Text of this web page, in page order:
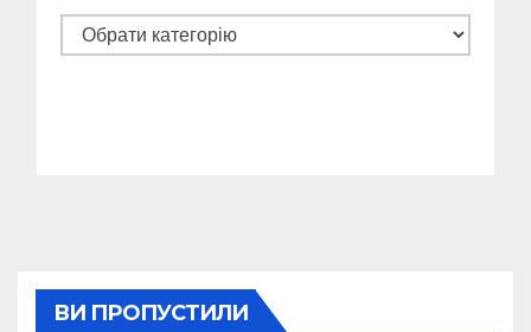
Категорії
ВИ ПРОПУСТИЛИ